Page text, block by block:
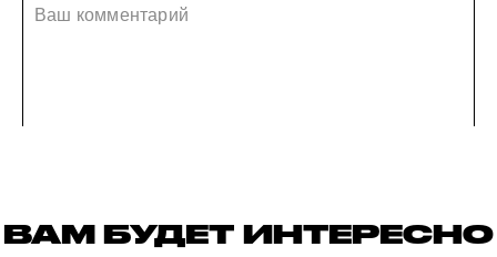
ВАМ БУДЕТ ИНТЕРЕСНО